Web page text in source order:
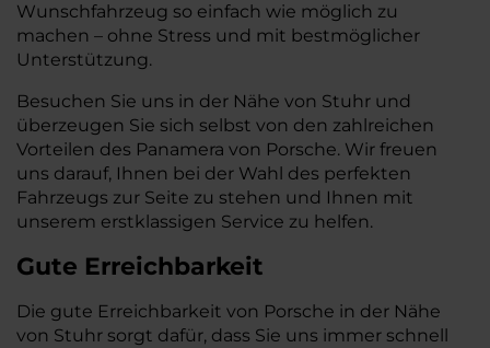
Wunschfahrzeug so einfach wie möglich zu
machen – ohne Stress und mit bestmöglicher
Unterstützung.
Besuchen Sie uns in der Nähe von Stuhr und
überzeugen Sie sich selbst von den zahlreichen
Vorteilen des Panamera von Porsche. Wir freuen
uns darauf, Ihnen bei der Wahl des perfekten
Fahrzeugs zur Seite zu stehen und Ihnen mit
unserem erstklassigen Service zu helfen.
Gute Erreichbarkeit
Die gute Erreichbarkeit von Porsche in der Nähe
von Stuhr sorgt dafür, dass Sie uns immer schnell